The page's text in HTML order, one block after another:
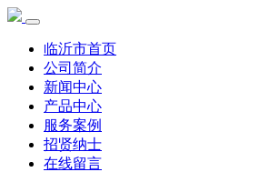
临沂市首页
公司简介
新闻中心
产品中心
服务案例
招贤纳士
在线留言